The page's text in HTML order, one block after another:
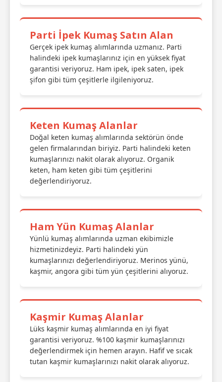
Parti İpek Kumaş Satın Alan
Gerçek ipek kumaş alımlarında uzmanız. Parti
halindeki ipek kumaşlarınız için en yüksek fiyat
garantisi veriyoruz. Ham ipek, ipek saten, ipek
şifon gibi tüm çeşitlerle ilgileniyoruz.
Keten Kumaş Alanlar
Doğal keten kumaş alımlarında sektörün önde
gelen firmalarından biriyiz. Parti halindeki keten
kumaşlarınızı nakit olarak alıyoruz. Organik
keten, ham keten gibi tüm çeşitlerini
değerlendiriyoruz.
Ham Yün Kumaş Alanlar
Yünlü kumaş alımlarında uzman ekibimizle
hizmetinizdeyiz. Parti halindeki yün
kumaşlarınızı değerlendiriyoruz. Merinos yünü,
kaşmir, angora gibi tüm yün çeşitlerini alıyoruz.
Kaşmir Kumaş Alanlar
Lüks kaşmir kumaş alımlarında en iyi fiyat
garantisi veriyoruz. %100 kaşmir kumaşlarınızı
değerlendirmek için hemen arayın. Hafif ve sıcak
tutan kaşmir kumaşlarınızı nakit olarak alıyoruz.